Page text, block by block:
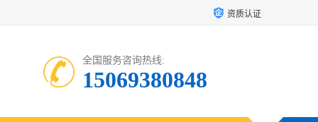
资质认证
全国服务咨询热线:
15069380848